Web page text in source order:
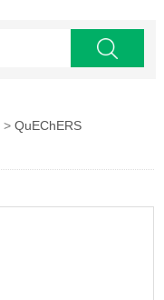
>QuEChERS